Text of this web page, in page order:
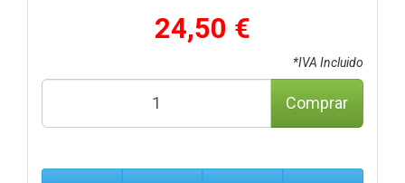
24,50 €
*IVA Incluido
Comprar